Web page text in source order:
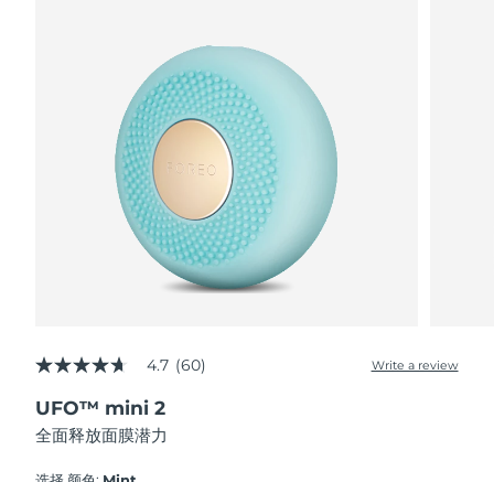
4.7
of
5
stars,
4.7 (60) Write a review
UFO™ mini 2
全面释放面膜潜力
预计送达日期
预计送达日期
沙特阿拉伯